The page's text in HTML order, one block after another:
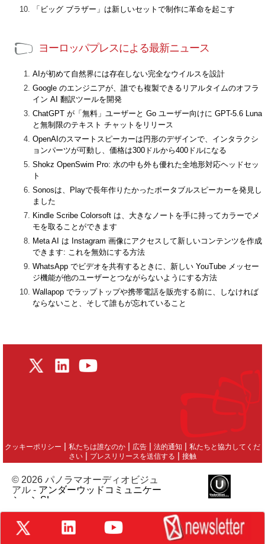
「ビッグ ブラザー」は新しいセットで制作に革命を起こす
ヨーロッパプレスによる最新ニュース
AIが初めて自然界には存在しない完全なウイルスを設計
Google のエンジニアが、誰でも複製できるリアルタイムのオフラ
イン AI 翻訳ツールを開発
ChatGPT が「無料」ユーザーと Go ユーザー向けに GPT-5.6 Luna
と無制限のテキスト チャットをリリース
OpenAIのスマートスピーカーは円形のデザインで、インタラクシ
ョンパーツが可動し、価格は300ドルから400ドルになる
Shokz OpenSwim Pro: 水の中も外も優れた全地形対応ヘッドセッ
ト
Sonosは、Playで長年作りたかったポータブルスピーカーを発見し
ました
Kindle Scribe Colorsoft は、大きなノートを手に持ってカラーでメ
モを取ることができます
Meta AI は Instagram 画像にアクセスして新しいコンテンツを作成
できます: これを無効にする方法
WhatsApp でビデオを共有するときに、新しい YouTube メッセー
ジ機能が他のユーザーとつながらないようにする方法
Wallapop でラップトップや携帯電話を販売する前に、しなければ
ならないこと、そして誰もが忘れていること
クッキーポリシー | 私たちは誰なのか | 広告 | 法的通知 | 私たちと協力してくだ
さい | プレスリリースを送信する | 接触
© 2026 パノラマオーディオビジュ
アル - アンダーウッドコミュニケー
ションSL